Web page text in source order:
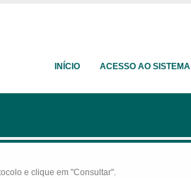
INÍCIO ACESSO AO SISTEMA
e clique em "Consultar".